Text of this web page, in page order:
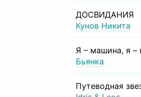
ДОСВИДАНИЯ
Кунов Никита
Я – машина, я –
Бьянка
Путеводная